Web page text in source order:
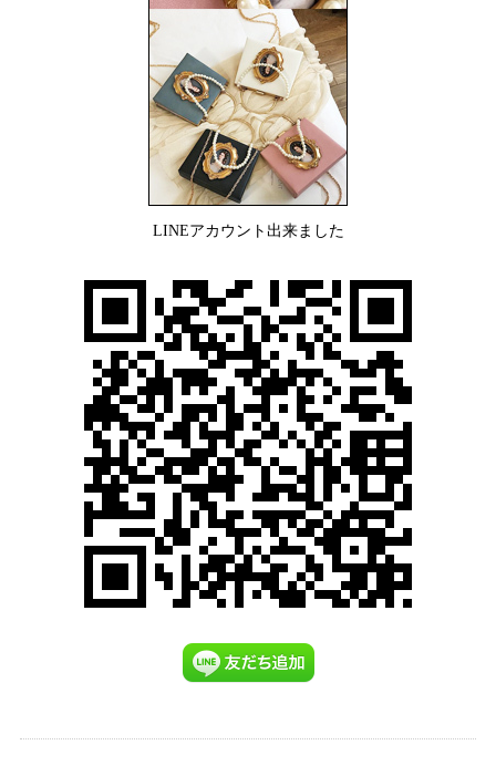
LINEアカウント出来ました